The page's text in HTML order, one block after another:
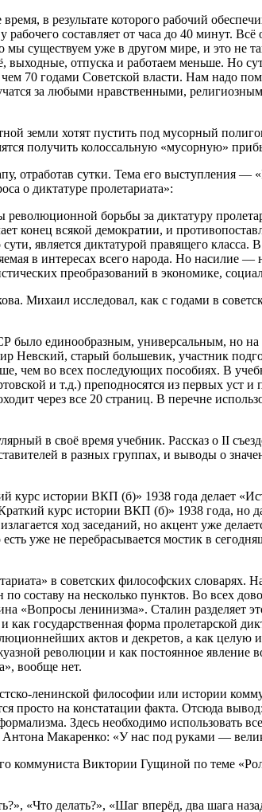
в результате которого рабочий
составляет от часа до 40 минут. Всё
мы существуем уже в другом мире, и это не
отпуска и работаем меньше. Но
70 годами Советской власти. Нам надо
за любыми нравственными,
земли хотят пустить под мусорный
получить колоссальную «мусорную»
сутки. Тема его выступления —
о диктатуре пролетариата»:
борьбы за диктатуру
конец всякой демократии, и
является диктатурой правящего класса.
в интересах всего народа. Но насилие —
преобразований в экономике,
Михаил исследовал, как с годами в
единообразным, универсальным, но на
старый большевик, участник
чем во всех последующих пособиях. В
и т.д.) преподносятся из первых уст
через все 20 страниц. В перечне
в своё время учебник. Рассказ о II
в разных группах, и выводы о
курс истории ВКП (б)» 1938 года делает
курс истории ВКП (б)» 1938 года,
ход заседаний, но акцент уже
уже не перебрасывается мостик в
в советских философских словарях.
составу на несколько пунктов. Во всех
«Вопросы ленинизма». Сталин разделяет
государственная форма пролетарской
актов и декретов, а как целую
революции и как постоянное явление
вообще нет.
ленинской философии или истории
просто на констатации факта. Отсюда
Здесь необходимо использовать
Антона Макаренко: «У нас под руками —
коммуниста Виктории Гущиной по теме
«Что делать?», «Шаг вперёд, два шага